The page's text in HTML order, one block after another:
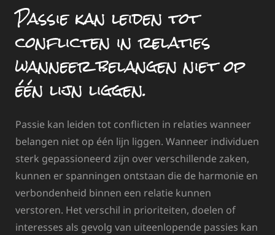
Passie kan leiden tot
conflicten in relaties
wanneer belangen niet op
één lijn liggen.
Passie kan leiden tot conflicten in relaties wanneer
belangen niet op één lijn liggen. Wanneer individuen
sterk gepassioneerd zijn over verschillende zaken,
kunnen er spanningen ontstaan die de harmonie en
verbondenheid binnen een relatie kunnen
verstoren. Het verschil in prioriteiten, doelen of
interesses als gevolg van uiteenlopende passies kan